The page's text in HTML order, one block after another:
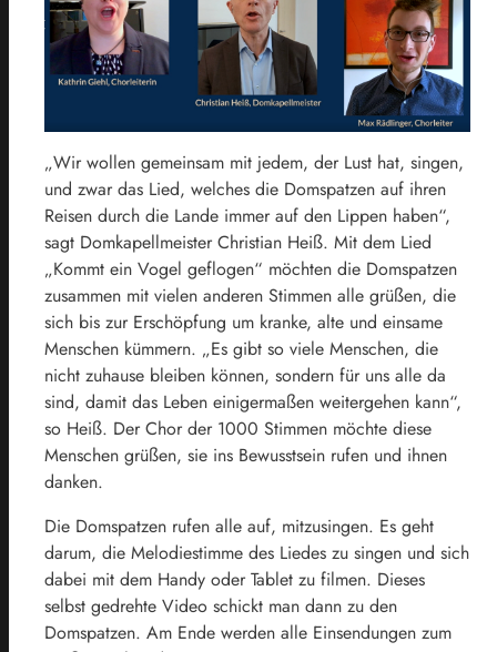
„Wir wollen gemeinsam mit jedem, der Lust hat, singen,
und zwar das Lied, welches die Domspatzen auf ihren
Reisen durch die Lande immer auf den Lippen haben“,
sagt Domkapellmeister Christian Heiß. Mit dem Lied
„Kommt ein Vogel geflogen“ möchten die Domspatzen
zusammen mit vielen anderen Stimmen alle grüßen, die
sich bis zur Erschöpfung um kranke, alte und einsame
Menschen kümmern. „Es gibt so viele Menschen, die
nicht zuhause bleiben können, sondern für uns alle da
sind, damit das Leben einigermaßen weitergehen kann“,
so Heiß. Der Chor der 1000 Stimmen möchte diese
Menschen grüßen, sie ins Bewusstsein rufen und ihnen
danken.
Die Domspatzen rufen alle auf, mitzusingen. Es geht
darum, die Melodiestimme des Liedes zu singen und sich
dabei mit dem Handy oder Tablet zu filmen. Dieses
selbst gedrehte Video schickt man dann zu den
Domspatzen. Am Ende werden alle Einsendungen zum